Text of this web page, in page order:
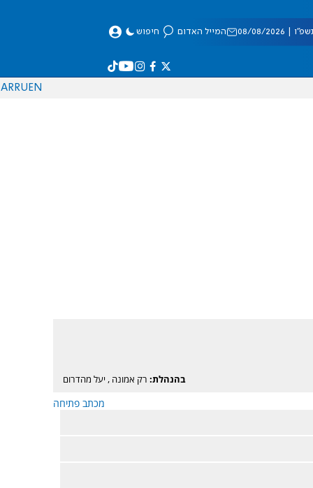
08/2026 המייל האדום חיפוש
EN
RU
AR
בהנהלת: רק אמונה , יעל מהדרום
מכתב פתיחה